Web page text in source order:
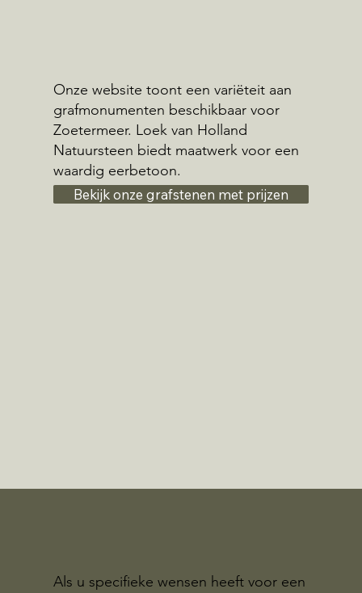
Onze website toont een variëteit aan
grafmonumenten beschikbaar voor
Zoetermeer. Loek van Holland
Natuursteen biedt maatwerk voor een
waardig eerbetoon.
Bekijk onze grafstenen met prijzen
Als u specifieke wensen heeft voor een